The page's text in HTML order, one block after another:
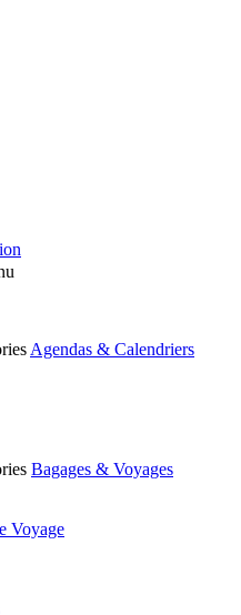
Agendas & Calendriers
Bagages & Voyages
Voyage